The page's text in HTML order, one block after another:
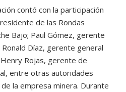
contó con la participación
de las Rondas
Bajo; Paul Gómez, gerente
Díaz, gerente general
Rojas, gerente de
entre otras autoridades
la empresa minera. Durante